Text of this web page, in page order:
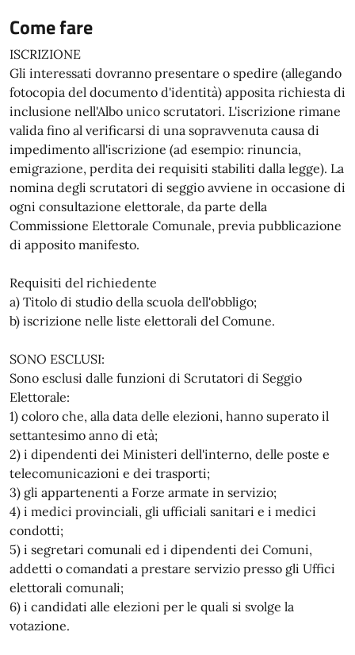
Come fare
ISCRIZIONE
Gli interessati dovranno presentare o spedire (allegando
fotocopia del documento d'identità) apposita richiesta di
inclusione nell'Albo unico scrutatori. L'iscrizione rimane
valida fino al verificarsi di una sopravvenuta causa di
impedimento all'iscrizione (ad esempio: rinuncia,
emigrazione, perdita dei requisiti stabiliti dalla legge). La
nomina degli scrutatori di seggio avviene in occasione di
ogni consultazione elettorale, da parte della
Commissione Elettorale Comunale, previa pubblicazione
di apposito manifesto.
Requisiti del richiedente
a) Titolo di studio della scuola dell'obbligo;
b) iscrizione nelle liste elettorali del Comune.
SONO ESCLUSI:
Sono esclusi dalle funzioni di Scrutatori di Seggio
Elettorale:
1) coloro che, alla data delle elezioni, hanno superato il
settantesimo anno di età;
2) i dipendenti dei Ministeri dell'interno, delle poste e
telecomunicazioni e dei trasporti;
3) gli appartenenti a Forze armate in servizio;
4) i medici provinciali, gli ufficiali sanitari e i medici
condotti;
5) i segretari comunali ed i dipendenti dei Comuni,
addetti o comandati a prestare servizio presso gli Uffici
elettorali comunali;
6) i candidati alle elezioni per le quali si svolge la
votazione.